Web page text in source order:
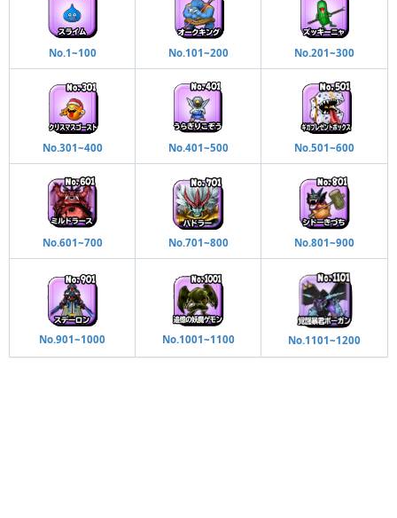
No.1~100 No.101~200 No.201~300
No.301~400 No.401~500 No.501~600
No.601~700 No.701~800 No.801~900
No.901~1000 No.1001~1100 No.1101~1200